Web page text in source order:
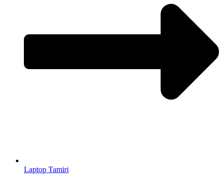
Laptop Tamiri